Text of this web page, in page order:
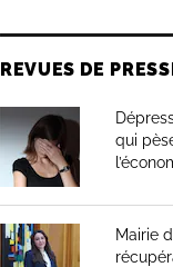
REVUES DE
qui
Mairie